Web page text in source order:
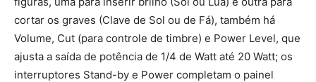
cortar os graves (Clave de Sol ou de Fá), também há
Volume, Cut (para controle de timbre) e Power Level, que
ajusta a saída de potência de 1/4 de Watt até 20 Watt; os
interruptores Stand-by e Power completam o painel